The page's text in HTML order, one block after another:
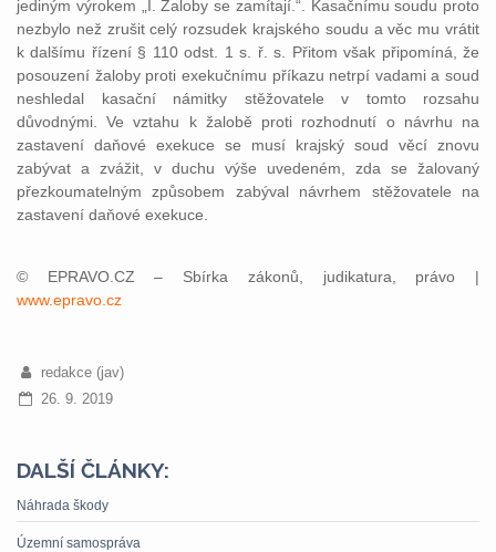
jediným výrokem „I. Žaloby se zamítají.“. Kasačnímu soudu proto
nezbylo než zrušit celý rozsudek krajského soudu a věc mu vrátit
k dalšímu řízení § 110 odst. 1 s. ř. s. Přitom však připomíná, že
posouzení žaloby proti exekučnímu příkazu netrpí vadami a soud
neshledal kasační námitky stěžovatele v tomto rozsahu
důvodnými. Ve vztahu k žalobě proti rozhodnutí o návrhu na
zastavení daňové exekuce se musí krajský soud věcí znovu
zabývat a zvážit, v duchu výše uvedeném, zda se žalovaný
přezkoumatelným způsobem zabýval návrhem stěžovatele na
zastavení daňové exekuce.
© EPRAVO.CZ – Sbírka zákonů, judikatura, právo |
www.epravo.cz
redakce (jav)
26. 9. 2019
DALŠÍ ČLÁNKY:
Náhrada škody
Územní samospráva